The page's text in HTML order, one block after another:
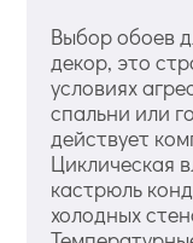
Выбор обоев
декор, это
условиях
спальни или
действует
Циклическая
кастрюль
холодных